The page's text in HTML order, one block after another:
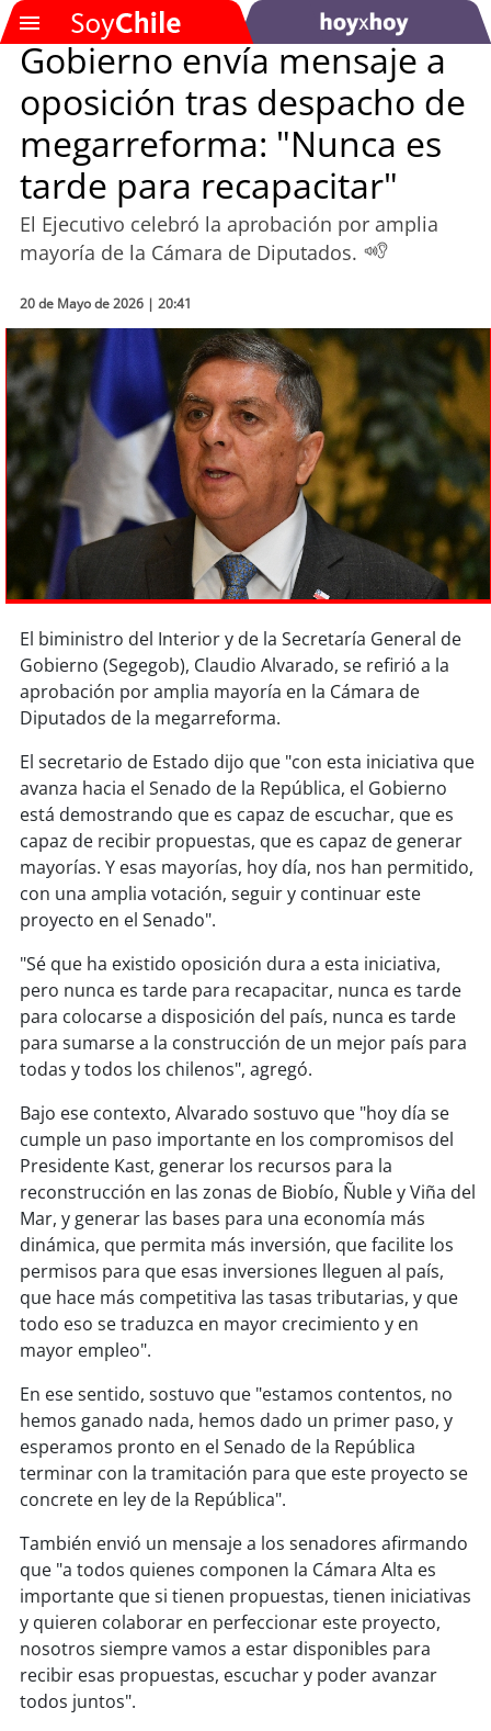
Podcast
Actualidad
Economía
Deportes
Tecnología
Sostenibilidad
soy chile
soyiquique
soycalama
soyantofagasta
soycopiapó
soyvalparaíso
soy
soysanantonio
soychillán
soy talcahuano
soyconcepción
soycoronel
soyarauco
temuco
soy valdivia
soyosorno
soychiloé
Gobierno envía mensaje a
oposición tras despacho de
megarreforma: "Nunca es
tarde para recapacitar"
El Ejecutivo celebró la aprobación por amplia
mayoría de la Cámara de Diputados.
20 de Mayo de 2026 | 20:41
El biministro del Interior y de la Secretaría General de
Gobierno (Segegob), Claudio Alvarado, se refirió a la
aprobación por amplia mayoría en la Cámara de
Diputados de la megarreforma.
El secretario de Estado dijo que "con esta iniciativa que
avanza hacia el Senado de la República, el Gobierno
está demostrando que es capaz de escuchar, que es
capaz de recibir propuestas, que es capaz de generar
mayorías. Y esas mayorías, hoy día, nos han permitido,
con una amplia votación, seguir y continuar este
proyecto en el Senado".
"Sé que ha existido oposición dura a esta iniciativa,
pero nunca es tarde para recapacitar, nunca es tarde
para colocarse a disposición del país, nunca es tarde
para sumarse a la construcción de un mejor país para
todas y todos los chilenos", agregó.
Bajo ese contexto, Alvarado sostuvo que "hoy día se
cumple un paso importante en los compromisos del
Presidente Kast, generar los recursos para la
reconstrucción en las zonas de Biobío, Ñuble y Viña del
Mar, y generar las bases para una economía más
dinámica, que permita más inversión, que facilite los
permisos para que esas inversiones lleguen al país,
que hace más competitiva las tasas tributarias, y que
todo eso se traduzca en mayor crecimiento y en
mayor empleo".
En ese sentido, sostuvo que "estamos contentos, no
hemos ganado nada, hemos dado un primer paso, y
esperamos pronto en el Senado de la República
terminar con la tramitación para que este proyecto se
concrete en ley de la República".
También envió un mensaje a los senadores afirmando
que "a todos quienes componen la Cámara Alta es
importante que si tienen propuestas, tienen iniciativas
y quieren colaborar en perfeccionar este proyecto,
nosotros siempre vamos a estar disponibles para
recibir esas propuestas, escuchar y poder avanzar
todos juntos".